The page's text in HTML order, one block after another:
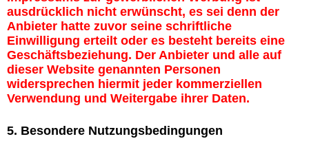
ausdrücklich nicht erwünscht, es sei denn der
Anbieter hatte zuvor seine schriftliche
Einwilligung erteilt oder es besteht bereits eine
Geschäftsbeziehung. Der Anbieter und alle auf
dieser Website genannten Personen
widersprechen hiermit jeder kommerziellen
Verwendung und Weitergabe ihrer Daten.
5. Besondere Nutzungsbedingungen